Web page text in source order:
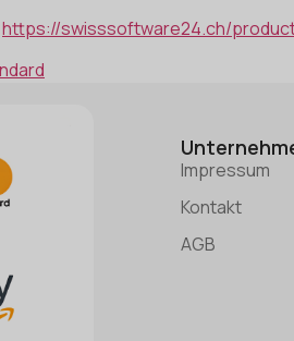
https://swisssoftware24.ch/
Impressum
Kontakt
AGB